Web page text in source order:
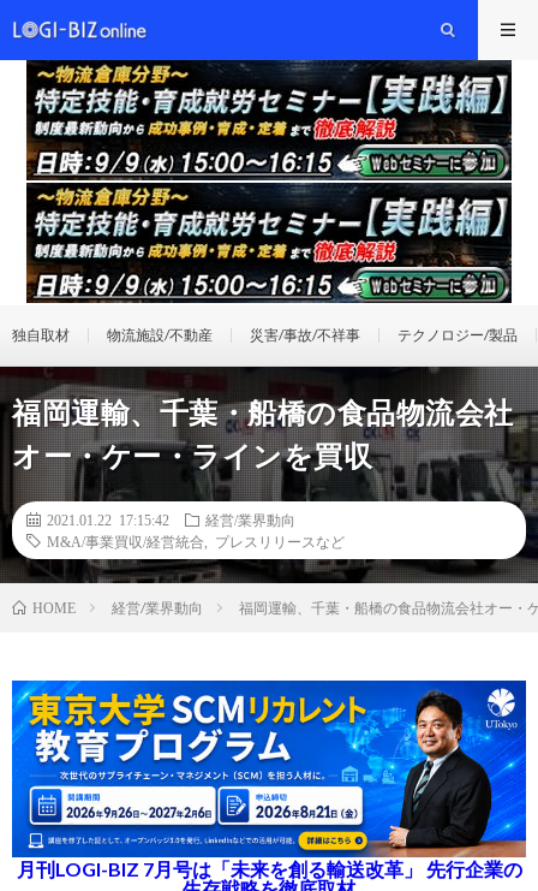
独自取材 物流施設/不動産 災害/事故/不祥事 テクノロジー/製品
福岡運輸、千葉・船橋の食品物流会社
オー・ケー・ラインを買収
2021.01.22 17:15:42
経営/業界動向
M&A/事業買収/経営統合
プレスリリースなど
HOME 経営/業界動向 福岡運輸、千葉・船橋の食品物流会社オー・
月刊LOGI-BIZ 7月号は「未来を創る輸送改革」 先行企業の